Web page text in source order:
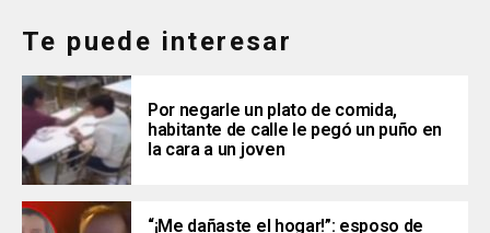
Te puede interesar
Por negarle un plato de comida,
habitante de calle le pegó un puño en
la cara a un joven
“¡Me dañaste el hogar!”: esposo de